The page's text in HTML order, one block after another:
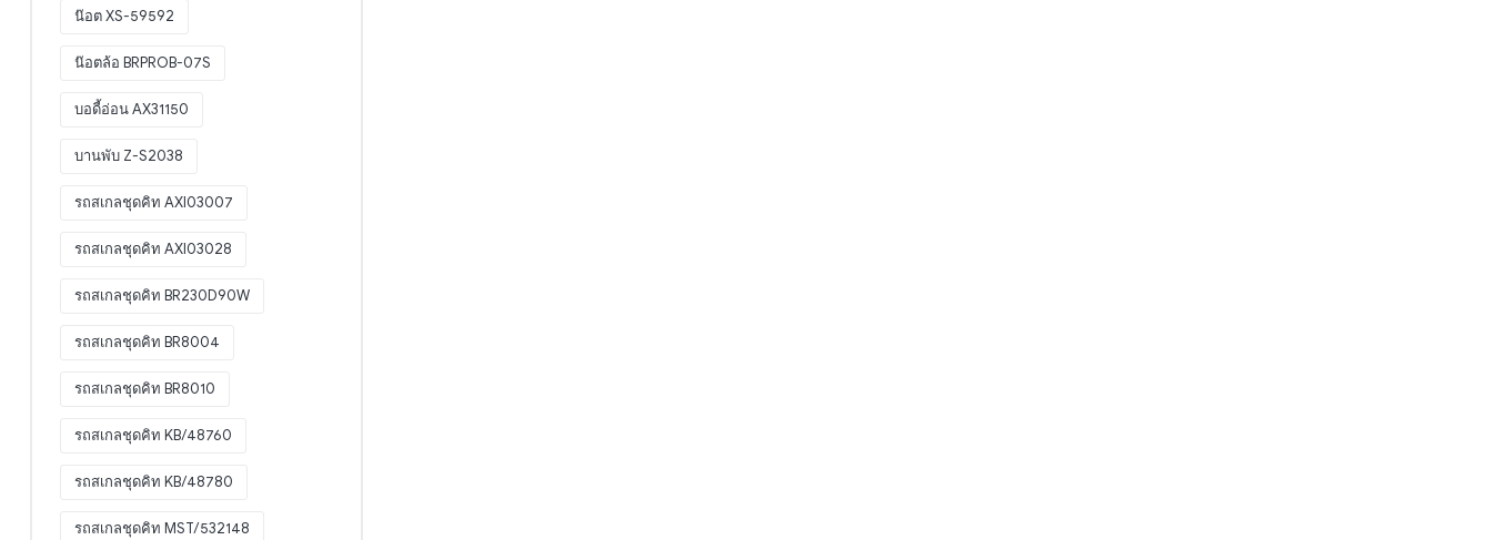
น๊อต XS-59592
น๊อตล้อ BRPROB-07S
บอดี้อ่อน AX31150
บานพับ Z-S2038
รถสเกลชุดคิท AXI03007
รถสเกลชุดคิท AXI03028
รถสเกลชุดคิท BR230D90W
รถสเกลชุดคิท BR8004
รถสเกลชุดคิท BR8010
รถสเกลชุดคิท KB/48760
รถสเกลชุดคิท KB/48780
รถสเกลชุดคิท MST/532148